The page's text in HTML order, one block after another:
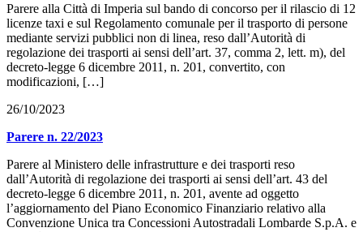
Parere alla Città di Imperia sul bando di concorso per il rilascio di 12
licenze taxi e sul Regolamento comunale per il trasporto di persone
mediante servizi pubblici non di linea, reso dall’Autorità di
regolazione dei trasporti ai sensi dell’art. 37, comma 2, lett. m), del
decreto-legge 6 dicembre 2011, n. 201, convertito, con
modificazioni, […]
26/10/2023
Parere n. 22/2023
Parere al Ministero delle infrastrutture e dei trasporti reso
dall’Autorità di regolazione dei trasporti ai sensi dell’art. 43 del
decreto-legge 6 dicembre 2011, n. 201, avente ad oggetto
l’aggiornamento del Piano Economico Finanziario relativo alla
Convenzione Unica tra Concessioni Autostradali Lombarde S.p.A. e